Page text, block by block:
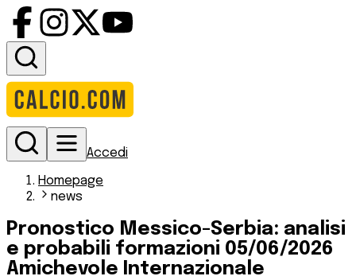
Accedi
Homepage
news
Pronostico Messico-Serbia: analisi
e probabili formazioni 05/06/2026
Amichevole Internazionale